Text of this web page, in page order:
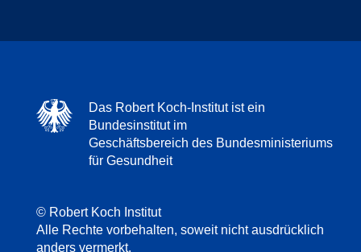
Das Robert Koch-Institut ist ein
Bundesinstitut im
Geschäftsbereich des Bundesministeriums
für Gesundheit
© Robert Koch Institut
Alle Rechte vorbehalten, soweit nicht ausdrücklich
anders vermerkt.